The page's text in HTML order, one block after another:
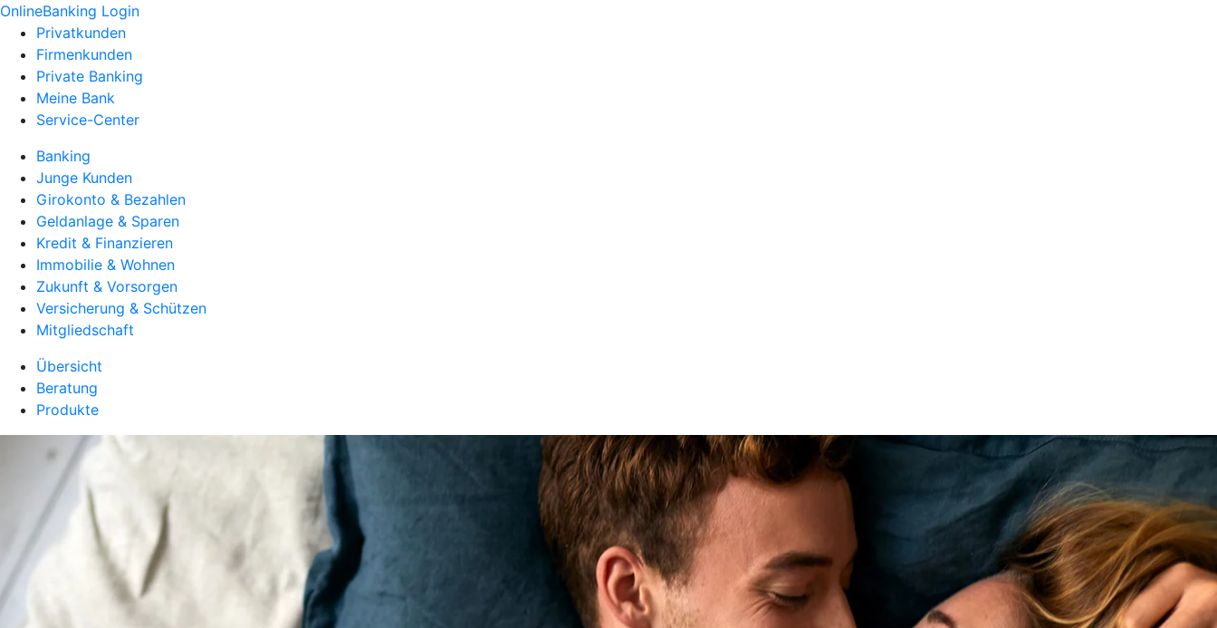
OnlineBanking Login
Privatkunden
Firmenkunden
Private Banking
Meine Bank
Service-Center
Banking
Junge Kunden
Girokonto & Bezahlen
Geldanlage & Sparen
Kredit & Finanzieren
Immobilie & Wohnen
Zukunft & Vorsorgen
Versicherung & Schützen
Mitgliedschaft
Übersicht
Beratung
Produkte